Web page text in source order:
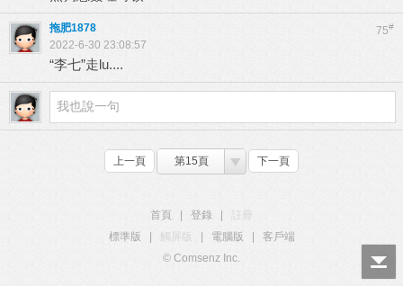
75#
拖肥1878
2022-6-30 23:08:57
“李七”走lu....
上一頁 第15頁 下一頁
首頁 登錄
標準版
觸屏版 電腦版
客戶端
© Comsenz Inc.